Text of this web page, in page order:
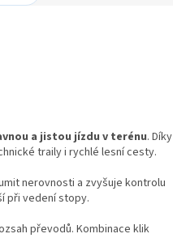
a jistou jízdu v terénu. Díky
traily i rychlé lesní cesty.
nerovnosti a zvyšuje kontrolu
při vedení stopy.
převodů. Kombinace klik